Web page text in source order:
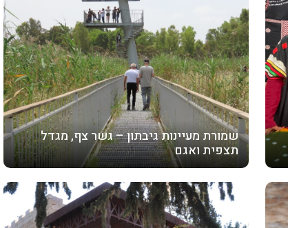
שמורת מעיינות גיבתון – גשר צף, מגדל
תצפית ואגם